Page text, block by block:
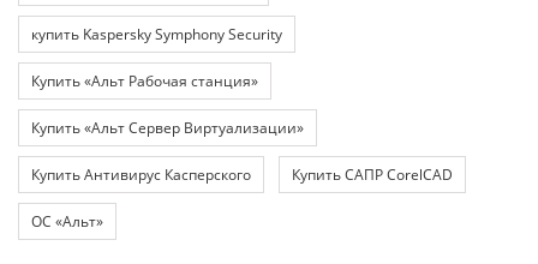
купить Kaspersky Symphony Security
Купить «Альт Рабочая станция»
Купить «Альт Сервер Виртуализации»
Купить Антивирус Касперского Купить САПР CorelCAD
ОС «Альт»